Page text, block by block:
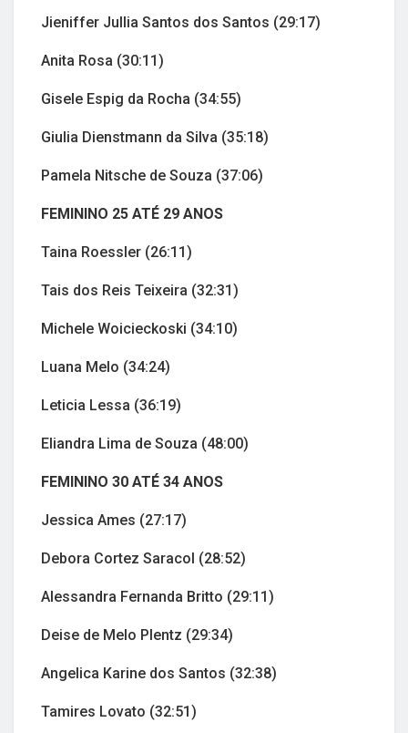
Jieniffer Jullia Santos dos Santos (29:17)
Anita Rosa (30:11)
Gisele Espig da Rocha (34:55)
Giulia Dienstmann da Silva (35:18)
Pamela Nitsche de Souza (37:06)
FEMININO 25 ATÉ 29 ANOS
Taina Roessler (26:11)
Tais dos Reis Teixeira (32:31)
Michele Woicieckoski (34:10)
Luana Melo (34:24)
Leticia Lessa (36:19)
Eliandra Lima de Souza (48:00)
FEMININO 30 ATÉ 34 ANOS
Jessica Ames (27:17)
Debora Cortez Saracol (28:52)
Alessandra Fernanda Britto (29:11)
Deise de Melo Plentz (29:34)
Angelica Karine dos Santos (32:38)
Tamires Lovato (32:51)